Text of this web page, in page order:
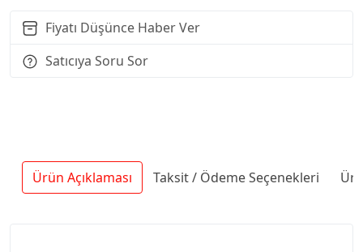
Fiyatı Düşünce Haber Ver
Satıcıya Soru Sor
Ürün Açıklaması Taksit / Ödeme Seçenekleri